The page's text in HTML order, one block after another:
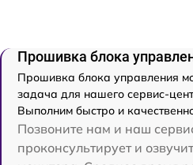
Прошивка блока
Прошивка блока управления
задача для нашего сервис-
Выполним быстро и
Позвоните нам и наш
проконсультирует и